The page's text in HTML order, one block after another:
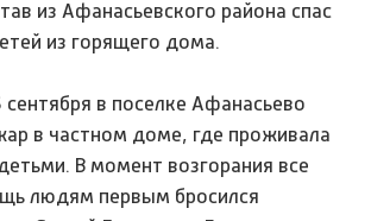
из Афанасьевского района спас
из горящего дома.
сентября в поселке Афанасьево
в частном доме, где проживала
В момент возгорания все
людям первым бросился